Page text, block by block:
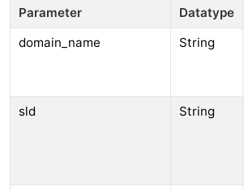
Parameter Datatype
domain_name
String
sld
String